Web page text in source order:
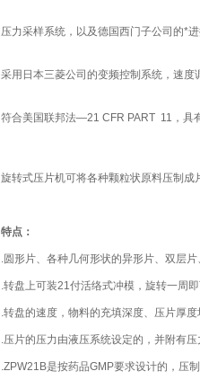
压力采样系统，以及德国西门子公司的*
采用日本三菱公司的变频控制系统，速度
符合美国联邦法—21 CFR PART 11，具
旋转式压片机可将各种颗粒状原料压制
特点：
.圆形片、各种几何形状的异形片、双层
.转盘上可装21付活络式冲模，旋转一周
.转盘的速度，物料的充填深度、压片厚
.压片的压力由液压系统设定的，并附有
.ZPW21B是按药品GMP要求设计的，压